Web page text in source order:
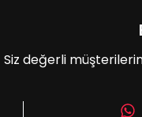
Siz değerli